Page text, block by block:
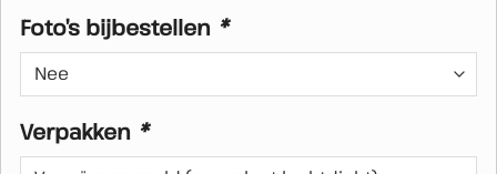
Foto’s bijbestellen *
Verpakken *